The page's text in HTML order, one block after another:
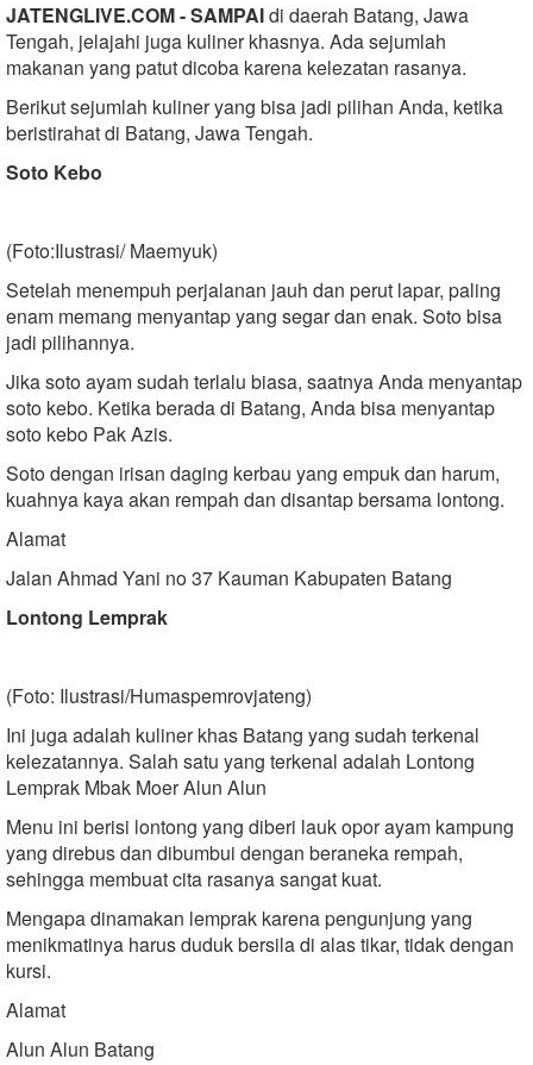
JATENGLIVE.COM - SAMPAIdi daerah Batang, Jawa
Tengah, jelajahi juga kuliner khasnya. Ada sejumlah
makanan yang patut dicoba karena kelezatan rasanya.
Berikut sejumlah kuliner yang bisa jadi pilihan Anda, ketika
beristirahat di Batang, Jawa Tengah.
Soto Kebo
(Foto:Ilustrasi/ Maemyuk)
Setelah menempuh perjalanan jauh dan perut lapar, paling
enam memang menyantap yang segar dan enak. Soto bisa
jadi pilihannya.
Jika soto ayam sudah terlalu biasa, saatnya Anda menyantap
soto kebo. Ketika berada di Batang, Anda bisa menyantap
soto kebo Pak Azis.
Soto dengan irisan daging kerbau yang empuk dan harum,
kuahnya kaya akan rempah dan disantap bersama lontong.
Alamat
Jalan Ahmad Yani no 37 Kauman Kabupaten Batang
Lontong Lemprak
(Foto: Ilustrasi/Humaspemrovjateng)
Ini juga adalah kuliner khas Batang yang sudah terkenal
kelezatannya. Salah satu yang terkenal adalah Lontong
Lemprak Mbak Moer Alun Alun
Menu ini berisi lontong yang diberi lauk opor ayam kampung
yang direbus dan dibumbui dengan beraneka rempah,
sehingga membuat cita rasanya sangat kuat.
Mengapa dinamakan lemprak karena pengunjung yang
menikmatinya harus duduk bersila di alas tikar, tidak dengan
kursi.
Alamat
Alun Alun Batang